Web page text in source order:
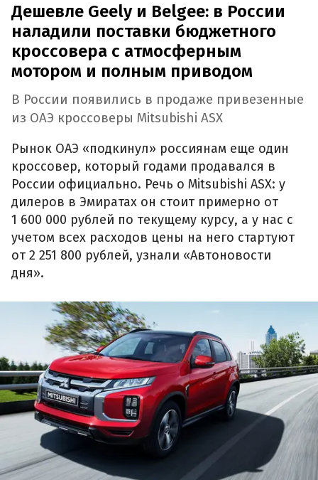
Дешевле Geely и Belgee: в России
наладили поставки бюджетного
кроссовера с атмосферным
мотором и полным приводом
В России появились в продаже привезенные
из ОАЭ кроссоверы Mitsubishi ASX
Рынок ОАЭ «подкинул» россиянам еще один
кроссовер, который годами продавался в
России официально. Речь о Mitsubishi ASX: у
дилеров в Эмиратах он стоит примерно от
1 600 000 рублей по текущему курсу, а у нас с
учетом всех расходов цены на него стартуют
от 2 251 800 рублей, узнали «Автоновости
дня».